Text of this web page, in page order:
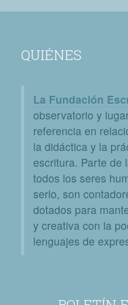
QUIÉNES
La Fundación
observatorio y
referencia en
la didáctica y la
escritura. Parte de
todos los seres
serlo, son
dotados para
y creativa con la
lenguajes de